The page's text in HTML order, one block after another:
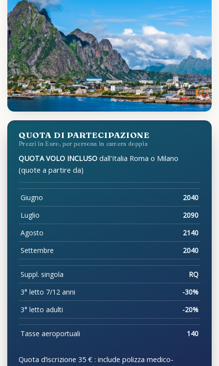
QUOTA DI PARTECIPAZIONE
Prezzi in Euro, per persona in camera doppia
QUOTA VOLO INCLUSO dall'Italia Roma o Milano
(quote a partire da)
Giugno
2040
Luglio
2090
Agosto
2140
Settembre
2040
Suppl. singola
RQ
3° letto 7/12 anni
-30%
3° letto adulti
-20%
Tasse aeroportuali 140
Quota d’iscrizione 35 € : include polizza medico-